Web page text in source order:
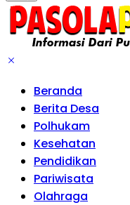
Beranda
Berita Desa
Polhukam
Kesehatan
Pendidikan
Pariwisata
Olahraga